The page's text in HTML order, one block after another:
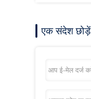
एक संदेश छोड़ें